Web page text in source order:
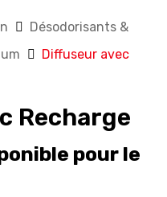
Désodorisants &
Diffuseur avec
Recharge
pour le